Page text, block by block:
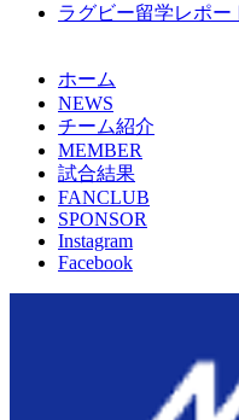
ラグビー留学レポー
ホーム
NEWS
チーム紹介
MEMBER
試合結果
FANCLUB
SPONSOR
Instagram
Facebook